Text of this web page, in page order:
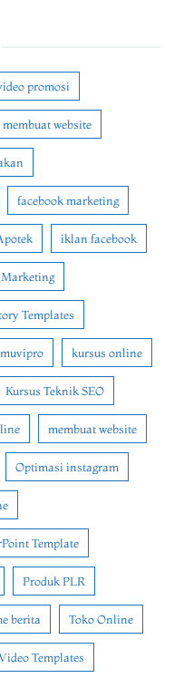
promosi
website
facebook marketing
iklan facebook
Templates
kursus online
Kursus Teknik SEO
membuat website
Optimasi instagram
Template
Produk PLR
berita Toko Online
Templates